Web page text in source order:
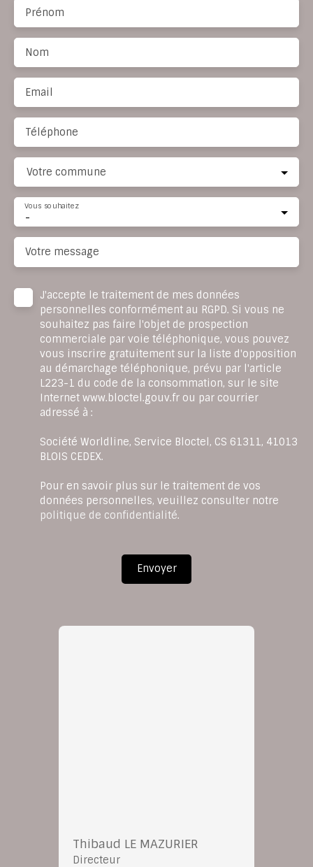
Prénom
Nom
Email
Téléphone
Votre commune
-
Vous souhaitez
Votre message
J'accepte le traitement de mes données
personnelles conformément au RGPD. Si vous ne
souhaitez pas faire l'objet de prospection
commerciale par voie téléphonique, vous pouvez
vous inscrire gratuitement sur la liste d'opposition
au démarchage téléphonique, prévu par l'article
L223-1 du code de la consommation, sur le site
Internet www.bloctel.gouv.fr ou par courrier
adressé à :
Société Worldline, Service Bloctel, CS 61311, 41013
BLOIS CEDEX.
Pour en savoir plus sur le traitement de vos
données personnelles, veuillez consulter notre
politique de confidentialité.
Envoyer
Thibaud LE MAZURIER
Directeur